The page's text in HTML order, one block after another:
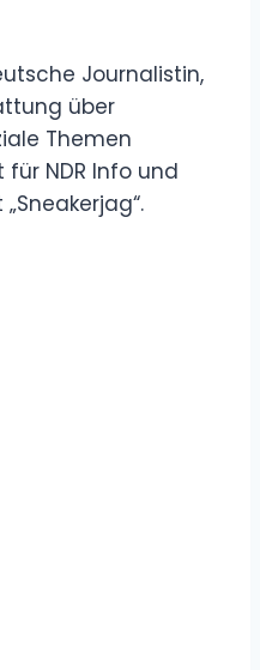
Journalistin,
über
Themen
NDR Info und